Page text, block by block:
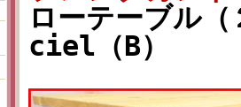
ローテーブル
ciel（B）